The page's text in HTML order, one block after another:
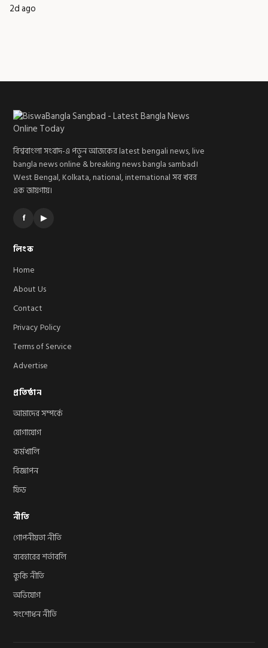
2d ago
বিশ্ববাংলা সংবাদ-এ পড়ুন আজকের latest bengali news, live
bangla news online & breaking news bangla sambad।
West Bengal, Kolkata, national, international সব খবর
এক জায়গায়।
f ▶
লিংক
Home
About Us
Contact
Privacy Policy
Terms of Service
Advertise
প্রতিষ্ঠান
আমাদের সম্পর্কে
যোগাযোগ
কর্মখালি
বিজ্ঞাপন
ফিড
নীতি
গোপনীয়তা নীতি
ব্যবহারের শর্তাবলি
কুকি নীতি
অভিযোগ
সংশোধন নীতি